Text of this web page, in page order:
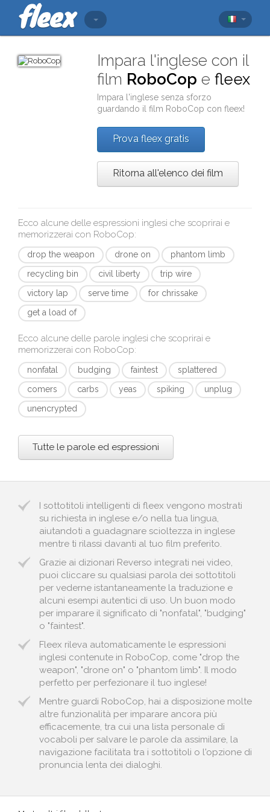
Impara l'inglese con il
film RoboCop efleex
Impara l'inglese senza sforzo
guardando il film RoboCop confleex!
Prova fleex gratis
Ritorna all'elenco dei film
Ecco alcune delle espressioni inglesi che scoprirai e
memorizzerai con RoboCop:
drop the weapon drone on
phantom limb
recycling bin
civil liberty
trip wire
victory lap
serve time
for chrissake
get a load of
Ecco alcune delle parole inglesi che scoprirai e
memorizzerai con RoboCop:
nonfatal budging faintest
splattered
comers
carbs yeas spiking
unplug
unencrypted
Tutte le parole ed espressioni
I sottotitoli intelligenti di fleex vengono mostrati
su richiesta in inglese e/o nella tua lingua,
aiutandoti a guadagnare scioltezza in inglese
mentre ti rilassi davanti al tuo film preferito.
Grazie ai dizionari Reverso integrati nei video,
puoi cliccare su qualsiasi parola dei sottotitoli
per vederne istantaneamente la traduzione e
alcuni esempi autentici di uso. Un buon modo
per imparare il significato di "nonfatal", "budging"
o "faintest".
Fleex rileva automaticamente le espressioni
inglesi contenute in RoboCop, come "drop the
weapon", "drone on" o "phantom limb". Il modo
perfetto per perfezionare il tuo inglese!
Mentre guardi RoboCop, hai a disposizione molte
altre funzionalità per imparare ancora più
efficacemente, tra cui una lista personale di
vocaboli per salvare le parole da assimilare, la
navigazione facilitata tra i sottotitoli o l'opzione di
pronuncia lenta dei dialoghi.